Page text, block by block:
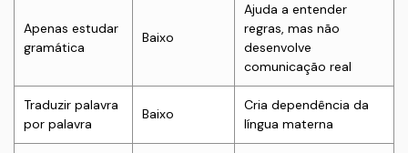
Apenas estudar
gramática
Baixo
Ajuda a entender
regras, mas não
desenvolve
comunicação real
Traduzir palavra
por palavra
Baixo
Cria dependência da
língua materna